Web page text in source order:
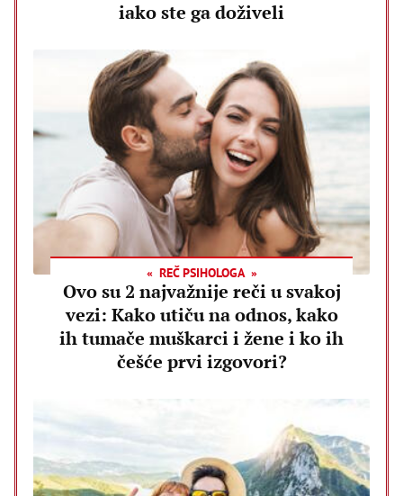
iako ste ga doživeli
REČ PSIHOLOGA
Ovo su 2 najvažnije reči u svakoj
vezi: Kako utiču na odnos, kako
ih tumače muškarci i žene i ko ih
češće prvi izgovori?